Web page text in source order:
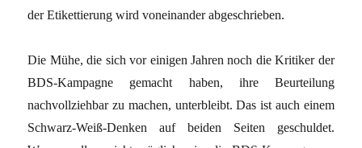
der Etikettierung wird voneinander abgeschrieben.
Die Mühe, die sich vor einigen Jahren noch die Kritiker der
BDS-Kampagne gemacht haben, ihre Beurteilung
nachvollziehbar zu machen, unterbleibt. Das ist auch einem
Schwarz-Weiß-Denken auf beiden Seiten geschuldet.